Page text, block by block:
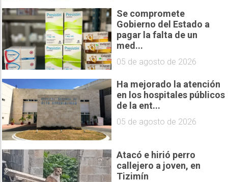
Se compromete
Gobierno del Estado a
pagar la falta de un
med...
05 de agosto de 2026
Ha mejorado la atención
en los hospitales públicos
de la ent...
05 de agosto de 2026
Atacó e hirió perro
callejero a joven, en
Tizimín